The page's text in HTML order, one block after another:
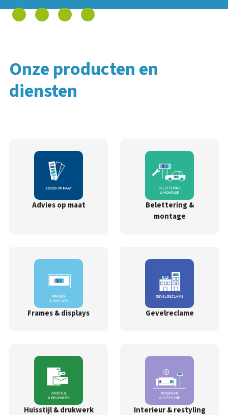
Onze producten en
diensten
Advies op maat
Belettering &
montage
Frames & displays Gevelreclame
Huisstijl & drukwerk Interieur & restyling